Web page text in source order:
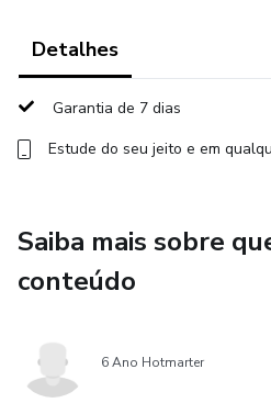
Detalhes
Garantia de 7 dias
Estude do seu jeito e em
Saiba mais sobre
conteúdo
6 Ano Hotmarter